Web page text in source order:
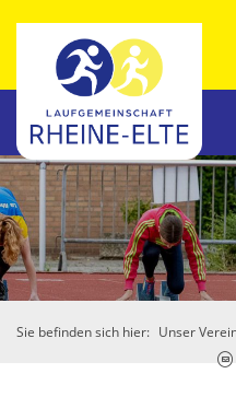
Sie befinden sich hier: Unser